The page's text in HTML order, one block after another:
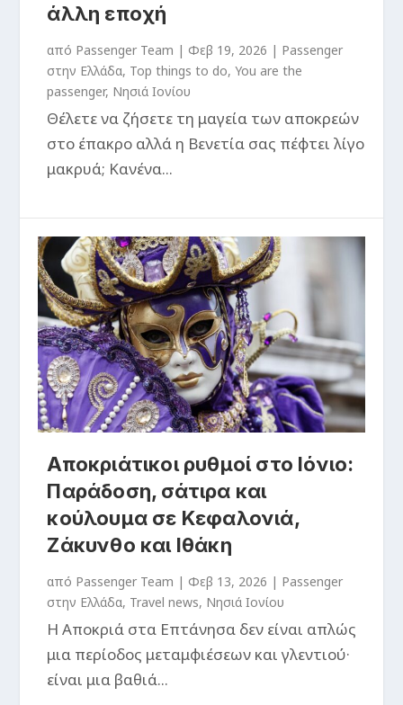
άλλη εποχή
από Passenger Team | Φεβ 19, 2026 | Passenger
στην Ελλάδα, Top things to do,You are the
passenger, Νησιά Ιονίου
Θέλετε να ζήσετε τη μαγεία των αποκρεών
στο έπακρο αλλά η Βενετία σας πέφτει λίγο
μακρυά; Κανένα...
Αποκριάτικοι ρυθμοί στο Ιόνιο:
Παράδοση, σάτιρα και
κούλουμα σε Κεφαλονιά,
Ζάκυνθο και Ιθάκη
από Passenger Team | Φεβ 13, 2026 | Passenger
στην Ελλάδα, Travel news, Νησιά Ιονίου
Η Αποκριά στα Επτάνησα δεν είναι απλώς
μια περίοδος μεταμφιέσεων και γλεντιού·
είναι μια βαθιά...